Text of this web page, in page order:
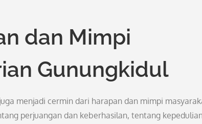
dan Mimpi
Gunungkidul
menjadi cermin dari harapan dan mimpi
perjuangan dan keberhasilan, tentang